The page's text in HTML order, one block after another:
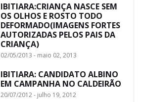
IBITIARA:CRIANÇA NASCE SEM
OS OLHOS E ROSTO TODO
DEFORMADO(IMAGENS FORTES
AUTORIZADAS PELOS PAIS DA
CRIANÇA)
02/05/2013 - maio 02, 2013
IBITIARA: CANDIDATO ALBINO
EM CAMPANHA NO CALDEIRÃO
20/07/2012 - julho 19, 2012